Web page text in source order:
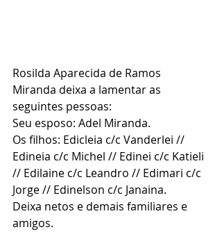
Rosilda Aparecida de Ramos
Miranda deixa a lamentar as
seguintes pessoas:
Seu esposo: Adel Miranda.
Os filhos: Edicleia c/c Vanderlei //
Edineia c/c Michel // Edinei c/c Katieli
// Edilaine c/c Leandro // Edimari c/c
Jorge // Edinelson c/c Janaina.
Deixa netos e demais familiares e
amigos.